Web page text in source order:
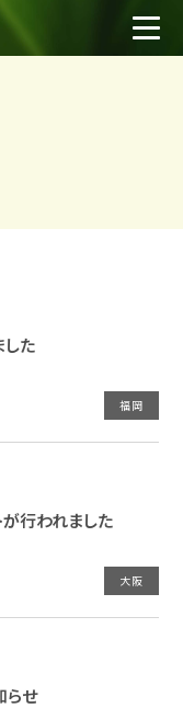
た
福岡
行われました
大阪
らせ